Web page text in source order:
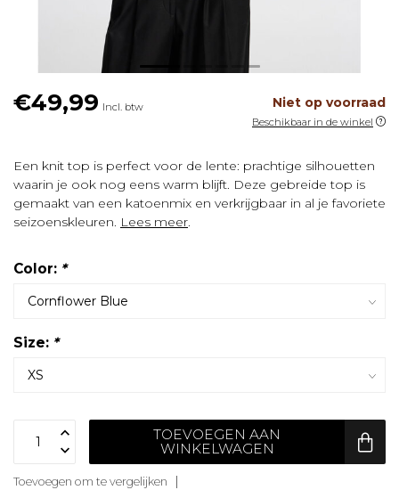
€49,99 Incl. btw Niet op voorraad
Beschikbaar in de winkel
Een knit top is perfect voor de lente: prachtige silhouetten
waarin je ook nog eens warm blijft. Deze gebreide top is
gemaakt van een katoenmix en verkrijgbaar in al je favoriete
seizoenskleuren. Lees meer.
Color: *
Size: *
TOEVOEGEN AAN
WINKELWAGEN
Toevoegen om te vergelijken